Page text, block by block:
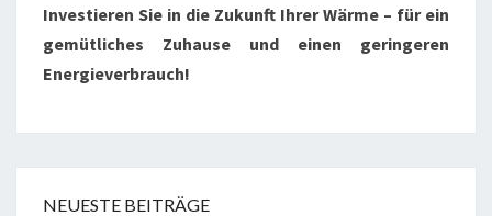
Investieren Sie in die Zukunft Ihrer Wärme – für ein
gemütliches Zuhause und einen geringeren
Energieverbrauch!
NEUESTE BEITRÄGE